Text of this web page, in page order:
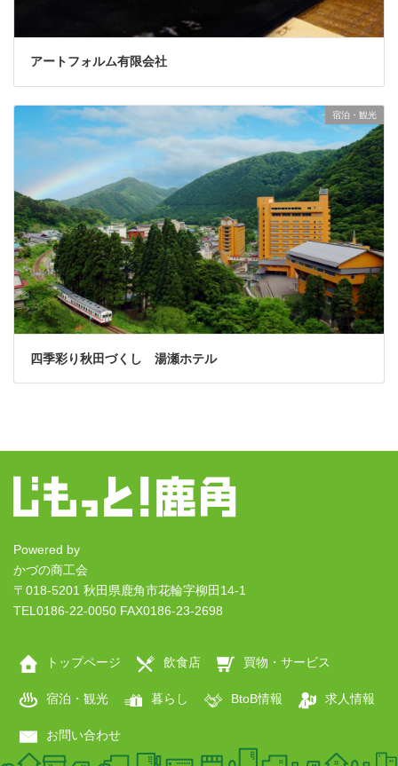
アートフォルム有限会社
宿泊・観光
四季彩り秋田づくし 湯瀬ホテル
Powered by
かづの商工会
〒018-5201 秋田県鹿角市花輪字柳田14-1
TEL0186-22-0050 FAX0186-23-2698
トップページ 飲食店 買物・サービス
宿泊・観光 暮らし BtoB情報 求人情報
お問い合わせ